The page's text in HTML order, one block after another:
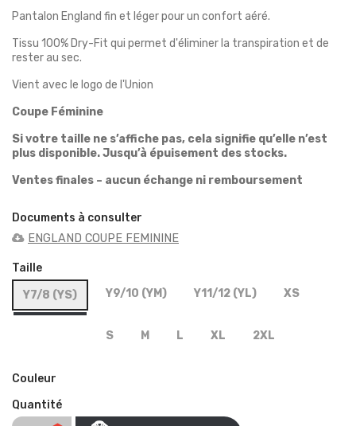
Pantalon England fin et léger pour un confort aéré.
Tissu 100% Dry-Fit qui permet d'éliminer la transpiration et de
rester au sec.
Vient avec le logo de l'Union
Coupe Féminine
Si votre taille ne s’affiche pas, cela signifie qu’elle n’est
plus disponible. Jusqu’à épuisement des stocks.
Ventes finales – aucun échange ni remboursement
Documents à consulter
ENGLAND COUPE FEMININE
Taille
Y7/8 (YS)
Y9/10 (YM) Y11/12 (YL) XS
S M L XL 2XL
Couleur
Quantité